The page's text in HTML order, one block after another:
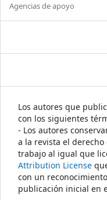
Agencias de apoyo
Los autores que
con los siguientes
- Los autores
a la revista el
trabajo al igual que
Attribution License
con un
publicación inicial en